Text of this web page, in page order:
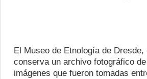
El Museo de Etnología de Dresde,
conserva un archivo fotográfico
imágenes que fueron tomadas